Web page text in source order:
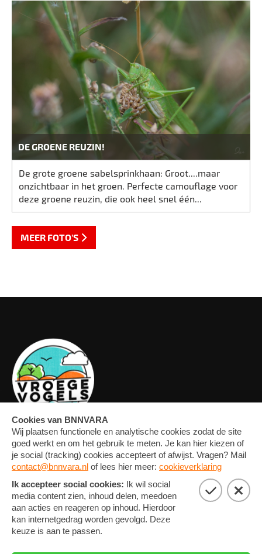
DE GROENE REUZIN!
De grote groene sabelsprinkhaan: Groot....maar
onzichtbaar in het groen. Perfecte camouflage voor
deze groene reuzin, die ook heel snel één...
MEER FOTO'S
OVERZICHT
ARTIKELEN
FOTO'S
FORUM
NIEUWSBRIEF